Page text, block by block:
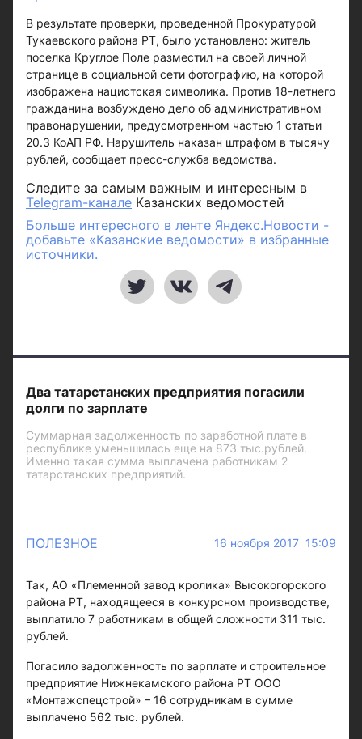
В результате проверки, проведенной Прокуратурой
Тукаевского района РТ, было установлено: житель
поселка Круглое Поле разместил на своей личной
странице в социальной сети фотографию, на которой
изображена нацистская символика. Против 18-летнего
гражданина возбуждено дело об административном
правонарушении, предусмотренном частью 1 статьи
20.3 КоАП РФ. Нарушитель наказан штрафом в тысячу
рублей, сообщает пресс-служба ведомства.
Следите за самым важным и интересным в
Telegram-канале Казанских ведомостей
Больше интересного в ленте Яндекс.Новости -
добавьте «Казанские ведомости» в избранные
источники.
Два татарстанских предприятия погасили
долги по зарплате
Суммарная задолженность по заработной плате в
республике уменьшилась еще на 873 тыс.рублей.
Именно такая сумма выплачена работникам 2
татарстанских предприятий.
ПОЛЕЗНОЕ 16 ноября 2017 15:09
Так, АО «Племенной завод кролика» Высокогорского
района РТ, находящееся в конкурсном производстве,
выплатило 7 работникам в общей сложности 311 тыс.
рублей.
Погасило задолженность по зарплате и строительное
предприятие Нижнекамского района РТ ООО
«Монтажспецстрой» – 16 сотрудникам в сумме
выплачено 562 тыс. рублей.